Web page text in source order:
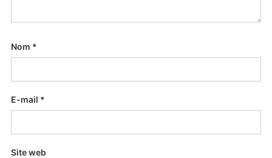
Nom *
E-mail *
Site web